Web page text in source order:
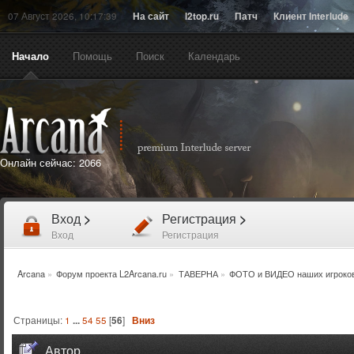
07 Август 2026, 10:17:39 На сайт l2top.ru Патч Клиент Interlude
Начало Помощь Поиск Календарь
Онлайн сейчас: 2066
Вход >
Вход
Регистрация >
Регистрация
Arcana» Форум проекта L2Arcana.ru » ТАВЕРНА» ФОТО и ВИДЕО наших
Страницы: 1 ...54 55 [56]Вниз
Автор